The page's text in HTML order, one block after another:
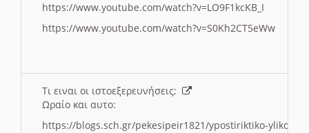
https://www.youtube.com/watch?v=LO9F1kcKB_I
https://www.youtube.com/watch?v=S0Kh2CT5eWw
Τι ειναι οι ιστοεξερευνήσεις;
Ωραίο και αυτο:
https://blogs.sch.gr/pekesipeir1821/ypostiriktiko-yliko/